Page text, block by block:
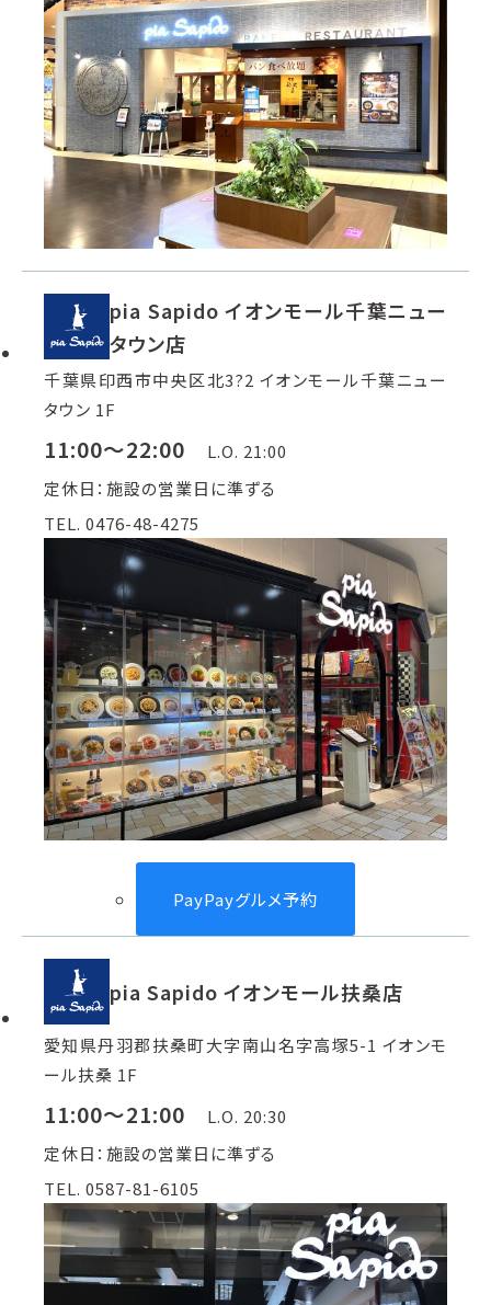
pia Sapido イオンモール千葉ニュー
タウン店
千葉県印西市中央区北3?2 イオンモール千葉ニュー
タウン 1F
11:00～22:00
L.O. 21:00
定休日：施設の営業日に準ずる
TEL. 0476-48-4275
PayPayグルメ予約
pia Sapido イオンモール扶桑店
愛知県丹羽郡扶桑町大字南山名字高塚5-1 イオンモ
ール扶桑 1F
11:00～21:00
L.O. 20:30
定休日：施設の営業日に準ずる
TEL. 0587-81-6105